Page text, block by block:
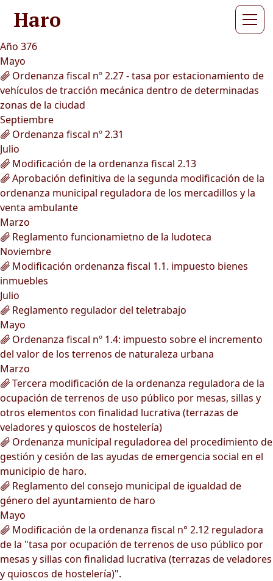
Haro
Año 376
Mayo
Ordenanza fiscal nº 2.27 - tasa por estacionamiento de
vehículos de tracción mecánica dentro de determinadas
zonas de la ciudad
Septiembre
Ordenanza fiscal nº 2.31
Julio
Modificación de la ordenanza fiscal 2.13
Aprobación definitiva de la segunda modificación de la
ordenanza municipal reguladora de los mercadillos y la
venta ambulante
Marzo
Reglamento funcionamietno de la ludoteca
Noviembre
Modificación ordenanza fiscal 1.1. impuesto bienes
inmuebles
Julio
Reglamento regulador del teletrabajo
Mayo
Ordenanza fiscal nº 1.4: impuesto sobre el incremento
del valor de los terrenos de naturaleza urbana
Marzo
Tercera modificación de la ordenanza reguladora de la
ocupación de terrenos de uso público por mesas, sillas y
otros elementos con finalidad lucrativa (terrazas de
veladores y quioscos de hostelería)
Ordenanza municipal reguladorea del procedimiento de
gestión y cesión de las ayudas de emergencia social en el
municipio de haro.
Reglamento del consejo municipal de igualdad de
género del ayuntamiento de haro
Mayo
Modificación de la ordenanza fiscal n° 2.12 reguladora
de la "tasa por ocupación de terrenos de uso público por
mesas y sillas con finalidad lucrativa (terrazas de veladores
y quioscos de hostelería)".